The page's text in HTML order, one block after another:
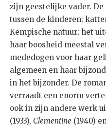
zijn geestelijke vader.
tussen de kinderen;
Kempische natuur; het
haar boosheid meestal
mededogen voor haar
algemeen en haar
in het bijzonder. De
verraadt een enorm
ook in zijn andere werk
(1933), Clementine (1940) en